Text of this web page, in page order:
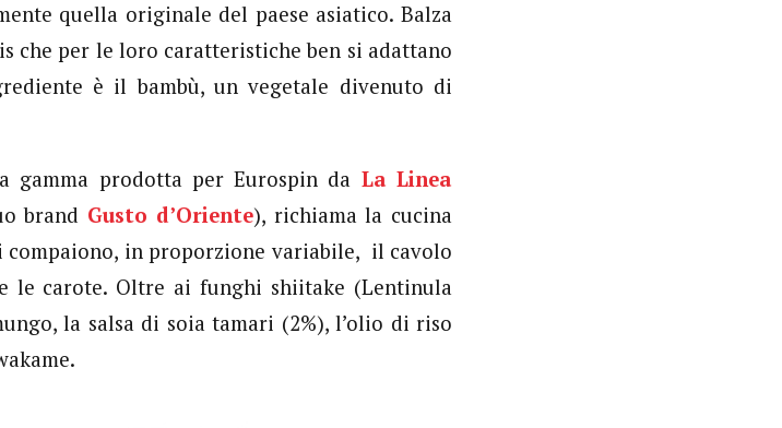
quella originale del paese asiatico. Balza
che per le loro caratteristiche ben si adattano
è il bambù, un vegetale divenuto di
gamma prodotta per Eurospin da La Linea
brand Gusto d’Oriente), richiama la cucina
in proporzione variabile, il cavolo
le carote. Oltre ai funghi shiitake (Lentinula
la salsa di soia tamari (2%), l’olio di riso